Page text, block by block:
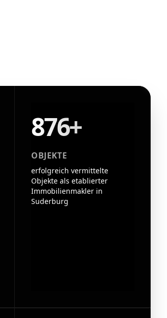
876+
OBJEKTE
erfolgreich vermittelte
Objekte als etablierter
Immobilienmakler in
Suderburg